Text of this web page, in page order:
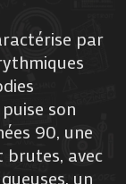
par
son
90, une
brutes, avec
un